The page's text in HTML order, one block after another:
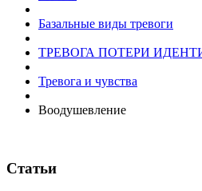
Базальные виды тревоги
ТРЕВОГА ПОТЕРИ
Тревога и чувства
Воодушевление
Статьи